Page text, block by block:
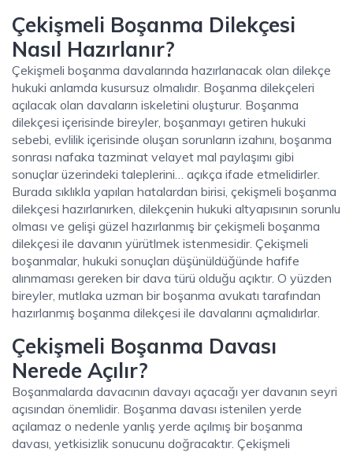
Çekişmeli Boşanma Dilekçesi
Nasıl Hazırlanır?
Çekişmeli boşanma davalarında hazırlanacak olan dilekçe
hukuki anlamda kusursuz olmalıdır. Boşanma dilekçeleri
açılacak olan davaların iskeletini oluşturur. Boşanma
dilekçesi içerisinde bireyler, boşanmayı getiren hukuki
sebebi, evlilik içerisinde oluşan sorunların izahını, boşanma
sonrası nafaka tazminat velayet mal paylaşımı gibi
sonuçlar üzerindeki taleplerini… açıkça ifade etmelidirler.
Burada sıklıkla yapılan hatalardan birisi, çekişmeli boşanma
dilekçesi hazırlanırken, dilekçenin hukuki altyapısının sorunlu
olması ve gelişi güzel hazırlanmış bir çekişmeli boşanma
dilekçesi ile davanın yürütlmek istenmesidir. Çekişmeli
boşanmalar, hukuki sonuçları düşünüldüğünde hafife
alınmaması gereken bir dava türü olduğu açıktır. O yüzden
bireyler, mutlaka uzman bir boşanma avukatı tarafından
hazırlanmış boşanma dilekçesi ile davalarını açmalıdırlar.
Çekişmeli Boşanma Davası
Nerede Açılır?
Boşanmalarda davacının davayı açacağı yer davanın seyri
açısından önemlidir. Boşanma davası istenilen yerde
açılamaz o nedenle yanlış yerde açılmış bir boşanma
davası, yetkisizlik sonucunu doğracaktır. Çekişmeli